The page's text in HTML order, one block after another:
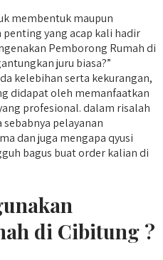
membentuk maupun
yang acap kali hadir
Pemborong Rumah di
juru biasa?”
kelebihan serta kekurangan,
didapat oleh memanfaatkan
profesional. dalam risalah
pelayanan
dan juga mengapa qyusi
bagus buat order kalian di
di Cibitung ?